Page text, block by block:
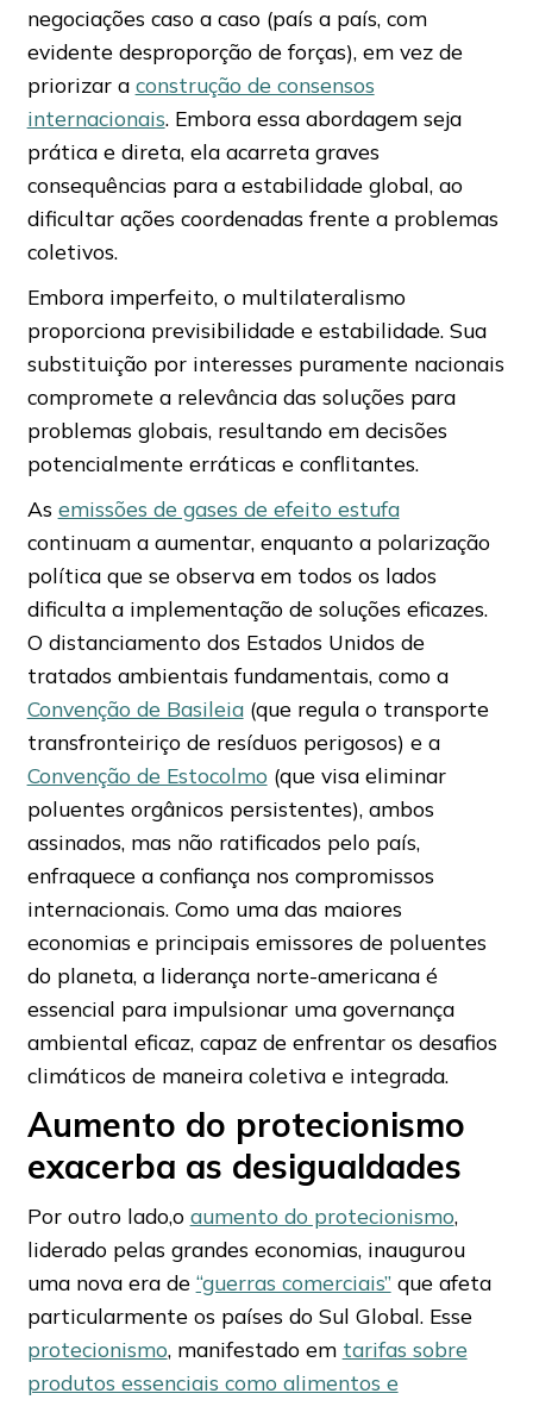
negociações caso a caso (país a país, com
evidente desproporção de forças), em vez de
priorizar a construção de consensos
internacionais. Embora essa abordagem seja
prática e direta, ela acarreta graves
consequências para a estabilidade global, ao
dificultar ações coordenadas frente a problemas
coletivos.
Embora imperfeito, o multilateralismo
proporciona previsibilidade e estabilidade. Sua
substituição por interesses puramente nacionais
compromete a relevância das soluções para
problemas globais, resultando em decisões
potencialmente erráticas e conflitantes.
As emissões de gases de efeito estufa
continuam a aumentar, enquanto a polarização
política que se observa em todos os lados
dificulta a implementação de soluções eficazes.
O distanciamento dos Estados Unidos de
tratados ambientais fundamentais, como a
Convenção de Basileia(que regula o transporte
transfronteiriço de resíduos perigosos) e a
Convenção de Estocolmo (que visa eliminar
poluentes orgânicos persistentes), ambos
assinados, mas não ratificados pelo país,
enfraquece a confiança nos compromissos
internacionais. Como uma das maiores
economias e principais emissores de poluentes
do planeta, a liderança norte-americana é
essencial para impulsionar uma governança
ambiental eficaz, capaz de enfrentar os desafios
climáticos de maneira coletiva e integrada.
Aumento do protecionismo
exacerba as desigualdades
Por outro lado,o aumento do protecionismo,
liderado pelas grandes economias, inaugurou
uma nova era de “guerras comerciais”que afeta
particularmente os países do Sul Global. Esse
protecionismo, manifestado em tarifas sobre
produtos essenciais como alimentos e